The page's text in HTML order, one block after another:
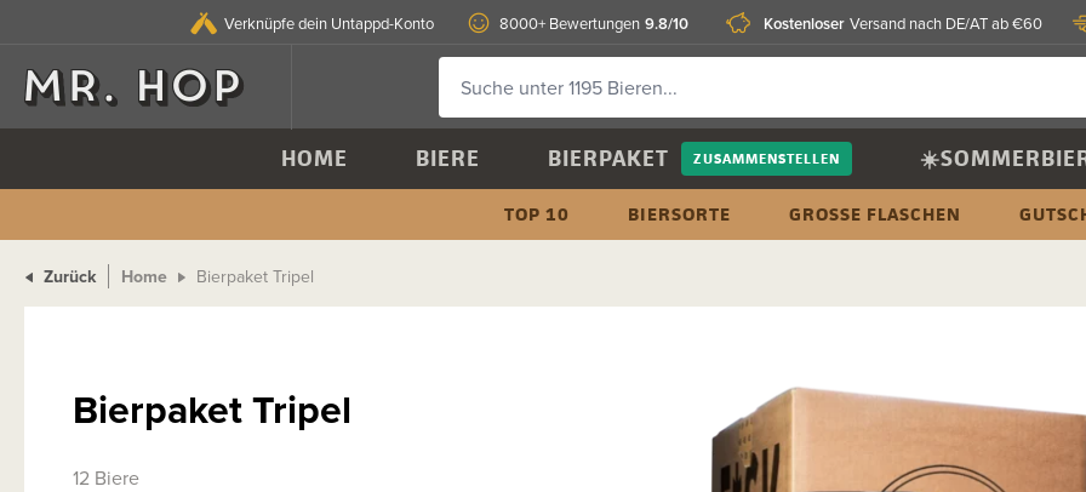
Verknüpfe dein Untappd-Konto 8000+ Bewertungen 9.8/10 Kostenloser Versand nach DE/AT ab €60
HOME BIERE BIERPAKET ZUSAMMENSTELLEN
TOP 10 BIERSORTE GROSSE FLASCHEN
Zurück Home Bierpaket Tripel
Bierpaket Tripel
12 Biere